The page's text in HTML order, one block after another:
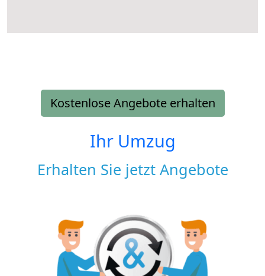
Kostenlose Angebote erhalten
Ihr Umzug
Erhalten Sie jetzt Angebote